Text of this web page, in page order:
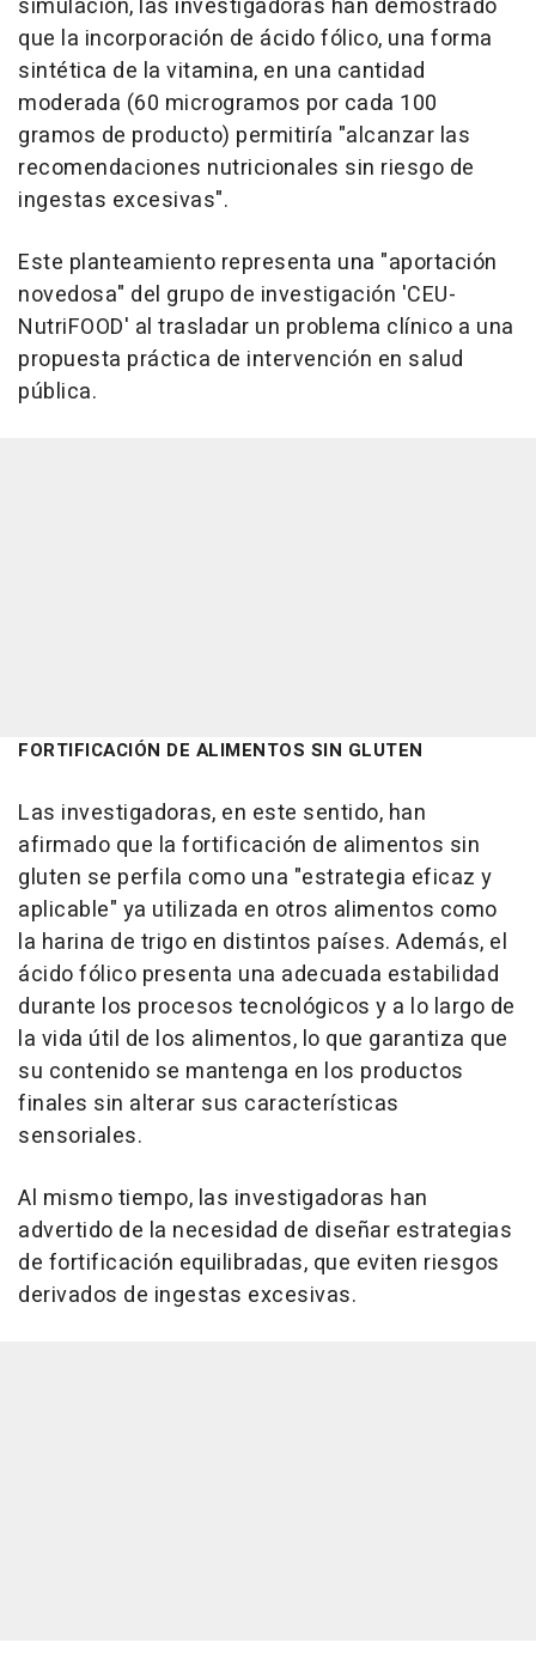
simulación, las investigadoras han demostrado
que la incorporación de ácido fólico, una forma
sintética de la vitamina, en una cantidad
moderada (60 microgramos por cada 100
gramos de producto) permitiría "alcanzar las
recomendaciones nutricionales sin riesgo de
ingestas excesivas".
Este planteamiento representa una "aportación
novedosa" del grupo de investigación 'CEU-
NutriFOOD' al trasladar un problema clínico a una
propuesta práctica de intervención en salud
pública.
FORTIFICACIÓN DE ALIMENTOS SIN GLUTEN
Las investigadoras, en este sentido, han
afirmado que la fortificación de alimentos sin
gluten se perfila como una "estrategia eficaz y
aplicable" ya utilizada en otros alimentos como
la harina de trigo en distintos países. Además, el
ácido fólico presenta una adecuada estabilidad
durante los procesos tecnológicos y a lo largo de
la vida útil de los alimentos, lo que garantiza que
su contenido se mantenga en los productos
finales sin alterar sus características
sensoriales.
Al mismo tiempo, las investigadoras han
advertido de la necesidad de diseñar estrategias
de fortificación equilibradas, que eviten riesgos
derivados de ingestas excesivas.